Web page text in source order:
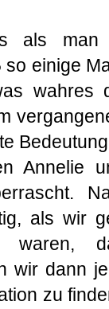
als
einige
wahres
Annelie
als wir
waren,
wir dann
zu